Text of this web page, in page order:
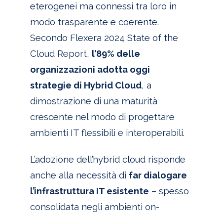
eterogenei ma connessi tra loro in
modo trasparente e coerente.
Secondo Flexera 2024 State of the
Cloud Report, l’89% delle
organizzazioni adotta oggi
strategie di Hybrid Cloud, a
dimostrazione di una maturità
crescente nel modo di progettare
ambienti IT flessibili e interoperabili.
L’adozione dell’hybrid cloud risponde
anche alla necessità di far dialogare
l’infrastruttura IT esistente – spesso
consolidata negli ambienti on-